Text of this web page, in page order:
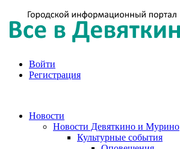
Войти
Регистрация
Новости
Новости Девяткино и Мурино
Культурные события